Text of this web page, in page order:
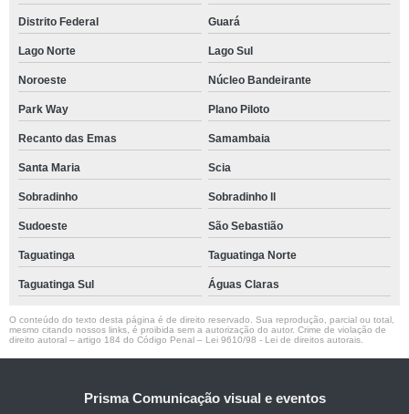
Distrito Federal Guará
Lago Norte Lago Sul
Noroeste Núcleo Bandeirante
Park Way Plano Piloto
Recanto das Emas Samambaia
Santa Maria Scia
Sobradinho Sobradinho ll
Sudoeste São Sebastião
Taguatinga Taguatinga Norte
Taguatinga Sul Águas Claras
O conteúdo do texto desta página é de direito reservado. Sua reprodução, parcial ou total,
mesmo citando nossos links, é proibida sem a autorização do autor. Crime de violação de
direito autoral – artigo 184 do Código Penal – Lei 9610/98 - Lei de direitos autorais
Prisma Comunicação visual e eventos